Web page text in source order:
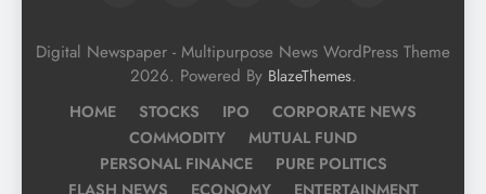
Digital Newspaper - Multipurpose News WordPress Theme
2026. Powered By BlazeThemes.
HOME STOCKS IPO
CORPORATE NEWS
COMMODITY
MUTUAL FUND
PERSONAL FINANCE
PURE POLITICS